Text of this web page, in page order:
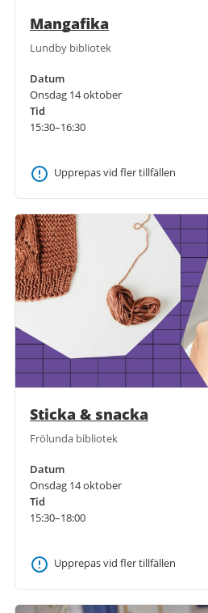
Mangafika
Lundby bibliotek
Datum
Onsdag 14 oktober
Tid
15:30–16:30
Upprepas vid fler tillfällen
Sticka & snacka
Frölunda bibliotek
Datum
Onsdag 14 oktober
Tid
15:30–18:00
Upprepas vid fler tillfällen